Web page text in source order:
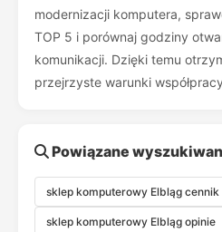
modernizacji komputera,
TOP 5 i porównaj godziny
komunikacji. Dzięki temu
przejrzyste warunki
Powiązane
sklep komputerowy Elbląg cennik
sklep komputerowy Elbląg opinie